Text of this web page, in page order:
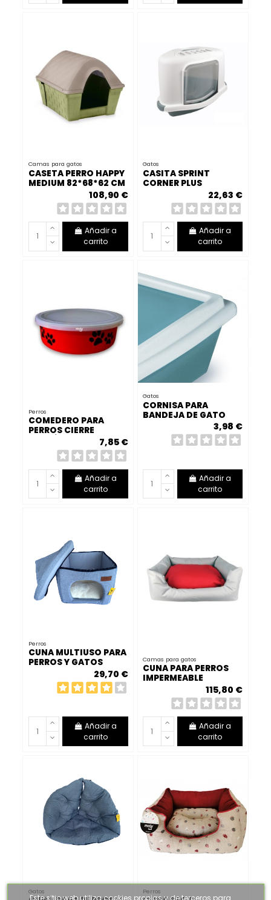
Camas para gatos
CASETA PERRO HAPPY
MEDIUM 82*68*62 CM
108,90 €
Añadir a
carrito
Gatos
CASITA SPRINT
CORNER PLUS
22,63 €
Añadir a
carrito
Perros
COMEDERO PARA
PERROS CIERRE
HERMÉTICO DE ACERO
7,85 €
Añadir a
carrito
Gatos
CORNISA PARA
BANDEJA DE GATO
3,98 €
Añadir a
carrito
Perros
CUNA MULTIUSO PARA
PERROS Y GATOS
29,70 €
Añadir a
carrito
Camas para gatos
CUNA PARA PERROS
IMPERMEABLE
WATERPROOF GRIS
75X63X24
115,80 €
Añadir a
carrito
Gatos Perros
Este sitio web utiliza cookies propias y de terceros para